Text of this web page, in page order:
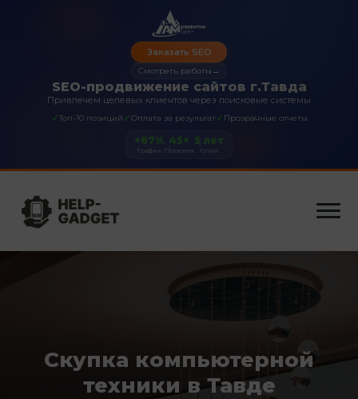
SEO-продвижение сайтов г.Тавда
Привлечем целевых клиентов через поисковые системы
✓Топ-10 позиций ✓Оплата за результат✓ Прозрачные отчеты
Заказать SEO
Смотреть работы →
+87%
Трафик
45+
Проекты
5 лет
Опыт
Скупка компьютерной
техники в Тавде